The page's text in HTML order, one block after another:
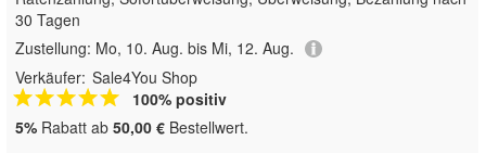
30 Tagen
Zustellung: Mo, 10. Aug. bis Mi, 12. Aug.
Verkäufer: Sale4You Shop
100% positiv
5% Rabatt ab 50,00 € Bestellwert.